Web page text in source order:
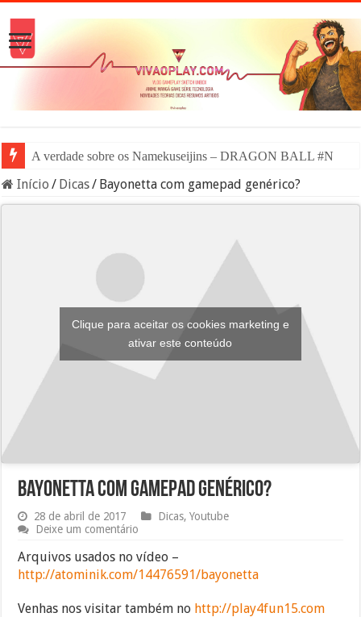
A verdade sobre os Namekuseijins – DRAGON BALL #News
Início / Dicas/ Bayonetta com gamepad genérico?
Clique para aceitar os cookies marketing e
ativar este conteúdo
Bayonetta com gamepad genérico?
28 de abril de 2017 Dicas,Youtube
Deixe um comentário
Arquivos usados no vídeo –
http://atominik.com/14476591/bayonetta
Venhas nos visitar também no http://play4fun15.com